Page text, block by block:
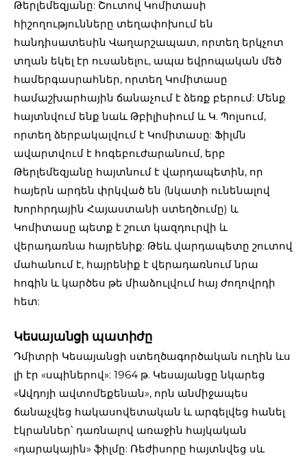
Թերլեմեզյանը: Շուտով Կոմիտասի
հիշողությունները տեղափոխում են
հանդիսատեսին Վաղարշապատ, որտեղ երկչոտ
տղան եկել էր ուսանելու, ապա եվրոպական մեծ
համերգասրահներ, որտեղ Կոմիտասը
համաշխարհային ճանաչում է ձեռք բերում: Մենք
հայտնվում ենք նաև Թբիլիսիում և Կ. Պոլսում,
որտեղ ձերբակալվում է Կոմիտասը: Ֆիլմն
ավարտվում է հոգեբուժարանում, երբ
Թերլեմեզյանը հայտնում է վարդապետին, որ
հայերն արդեն փրկված են (նկատի ունենալով
Խորհրդային Հայաստանի ստեղծումը) և
Կոմիտասը պետք է շուտ կազդուրվի և
վերադառնա հայրենիք: Թեև վարդապետը շուտով
մահանում է, հայրենիք է վերադառնում նրա
հոգին և կարծես թե միաձուլվում հայ ժողովրդի
հետ:
Կեսայանցի պատիժը
Դմիտրի Կեսայանցի ստեղծագործական ուղին ևս
լի էր «սպիներով»: 1964 թ. Կեսայանցը նկարեց
«Ավդոյի ավտոմեքենան», որն անմիջապես
ճանաչվեց հակասովետական և արգելվեց հանել
էկրաններ՝ դառնալով առաջին հայկական
«դարակային» ֆիլմը: Ռեժիսորը հայտնվեց սև